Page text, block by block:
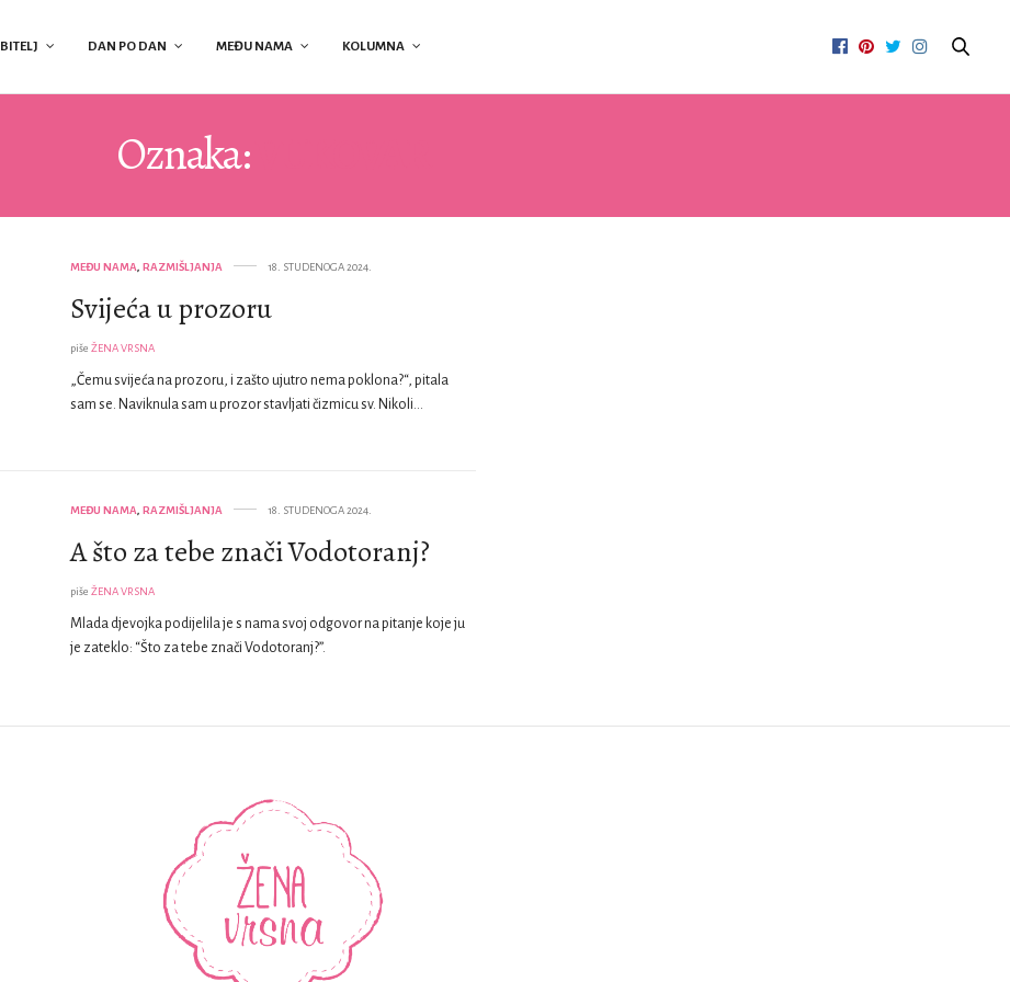
DAN PO DAN MEĐU NAMA KOLUMNA
Oznaka:
MEĐU NAMA, RAZMIŠLJANJA 18. STUDENOGA 2024.
Svijeća u prozoru
piše ŽENA VRSNA
„Čemu svijeća na prozoru, i zašto ujutro nema poklona?“, pitala
sam se. Naviknula sam u prozor stavljati čizmicu sv. Nikoli…
MEĐU NAMA, RAZMIŠLJANJA 18. STUDENOGA 2024.
A što za tebe znači Vodotoranj?
piše ŽENA VRSNA
Mlada djevojka podijelila je s nama svoj odgovor na pitanje koje ju
je zateklo: “Što za tebe znači Vodotoranj?”.